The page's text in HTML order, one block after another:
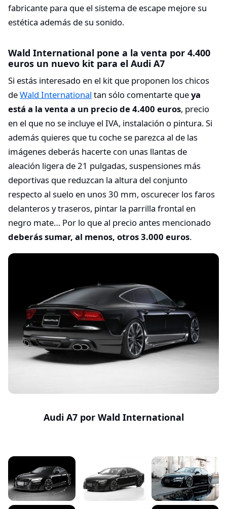
fabricante para que el sistema de escape mejore su
estética además de su sonido.
Wald International pone a la venta por 4.400
euros un nuevo kit para el Audi A7
Si estás interesado en el kit que proponen los chicos
deWald International tan sólo comentarte queya
está a la venta a un precio de 4.400 euros, precio
en el que no se incluye el IVA, instalación o pintura. Si
además quieres que tu coche se parezca al de las
imágenes deberás hacerte con unas llantas de
aleación ligera de 21 pulgadas, suspensiones más
deportivas que reduzcan la altura del conjunto
respecto al suelo en unos 30 mm, oscurecer los faros
delanteros y traseros, pintar la parrilla frontal en
negro mate… Por lo que al precio antes mencionado
deberás sumar, al menos, otros 3.000 euros.
Audi A7 por Wald International